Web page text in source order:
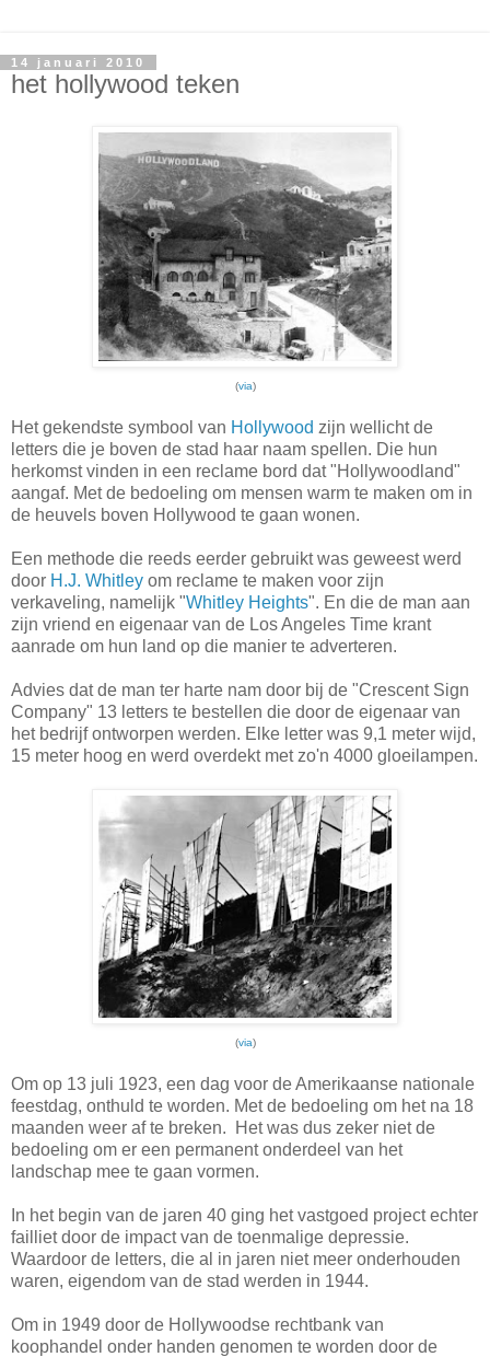
14 januari 2010
het hollywood teken
(via)
Het gekendste symbool van Hollywood zijn wellicht de
letters die je boven de stad haar naam spellen. Die hun
herkomst vinden in een reclame bord dat "Hollywoodland"
aangaf. Met de bedoeling om mensen warm te maken om in
de heuvels boven Hollywood te gaan wonen.
Een methode die reeds eerder gebruikt was geweest werd
door H.J. Whitley om reclame te maken voor zijn
verkaveling, namelijk "Whitley Heights". En die de man aan
zijn vriend en eigenaar van de Los Angeles Time krant
aanrade om hun land op die manier te adverteren.
Advies dat de man ter harte nam door bij de "Crescent Sign
Company" 13 letters te bestellen die door de eigenaar van
het bedrijf ontworpen werden. Elke letter was 9,1 meter wijd,
15 meter hoog en werd overdekt met zo'n 4000 gloeilampen.
(via)
Om op 13 juli 1923, een dag voor de Amerikaanse nationale
feestdag, onthuld te worden. Met de bedoeling om het na 18
maanden weer af te breken. Het was dus zeker niet de
bedoeling om er een permanent onderdeel van het
landschap mee te gaan vormen.
In het begin van de jaren 40 ging het vastgoed project echter
failliet door de impact van de toenmalige depressie.
Waardoor de letters, die al in jaren niet meer onderhouden
waren, eigendom van de stad werden in 1944.
Om in 1949 door de Hollywoodse rechtbank van
koophandel onder handen genomen te worden door de